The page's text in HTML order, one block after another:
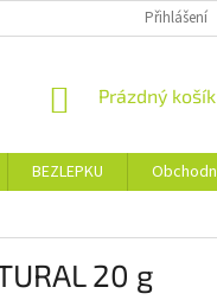
Přihlášení
NÁKUPNÍ
Prázdný košík
BEZLEPKU
20 g